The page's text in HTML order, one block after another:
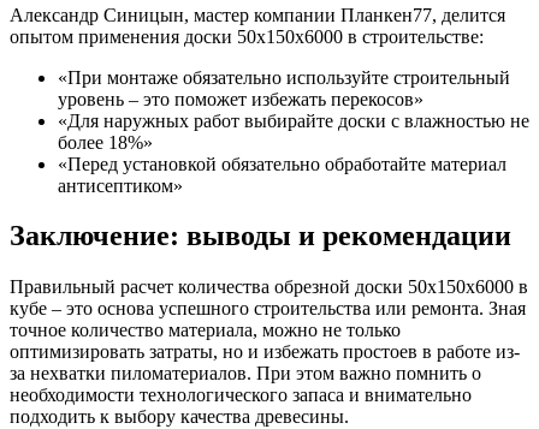
Александр Синицын, мастер компании Планкен77, делится
опытом применения доски 50х150х6000 в строительстве:
«При монтаже обязательно используйте строительный
уровень – это поможет избежать перекосов»
«Для наружных работ выбирайте доски с влажностью не
более 18%»
«Перед установкой обязательно обработайте материал
антисептиком»
Заключение: выводы и рекомендации
Правильный расчет количества обрезной доски 50х150х6000 в
кубе – это основа успешного строительства или ремонта. Зная
точное количество материала, можно не только
оптимизировать затраты, но и избежать простоев в работе из-
за нехватки пиломатериалов. При этом важно помнить о
необходимости технологического запаса и внимательно
подходить к выбору качества древесины.